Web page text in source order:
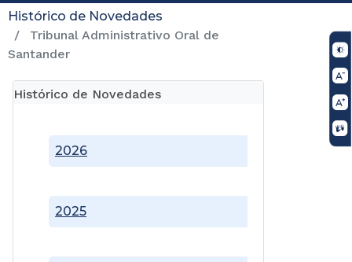
Histórico de Novedades
Tribunal Administrativo Oral de
Santander
Histórico de Novedades
2025
2026